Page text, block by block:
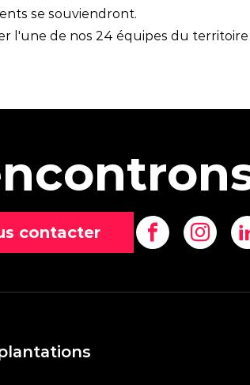
se souviendront.
l'une de nos 24 équipes du territoire
contacter